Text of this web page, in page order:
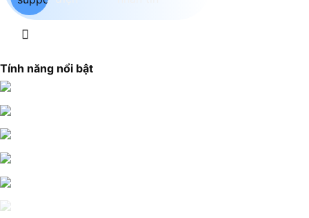
Tính năng nổi bật